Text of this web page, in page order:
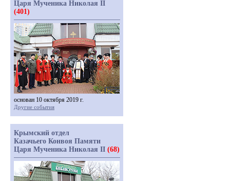
Царя Мученика Николая II
(401)
основан 10 октября 2019 г.
Другие события
Крымский отдел
Казачьего Конвоя Памяти
Царя Мученика Николая II (68)